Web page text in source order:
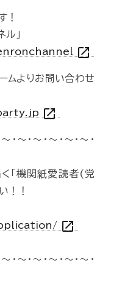
！
」
open_in_new
ムよりお問い合わせ
open_in_new
・～・～・～・～・～・
「機関紙愛読者(党
！！
open_in_new
・～・～・～・～・～・